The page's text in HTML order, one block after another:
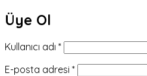
Üye Ol
Kullanıcı adı *Gerekli
E-posta adresi *Gerekli